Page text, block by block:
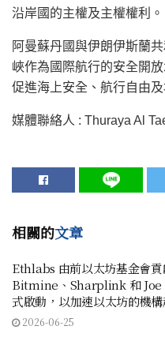
沿岸國的主權及主權權利。
阿曼蘇丹國與伊朗伊斯蘭
峽作為國際航行的安全開
促進海上安全、航行自由
媒體聯絡人 : Thuraya Al
相關的文章
Ethlabs 由前以太坊基金會
Bitmine、Sharplink 和 Joe
式啟動，以加速以太坊的機
2026-06-25